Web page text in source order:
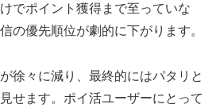
でポイント獲得まで至っていな
の優先順位が劇的に下がります。
徐々に減り、最終的にはパタリと
せます。ポイ活ユーザーにとって